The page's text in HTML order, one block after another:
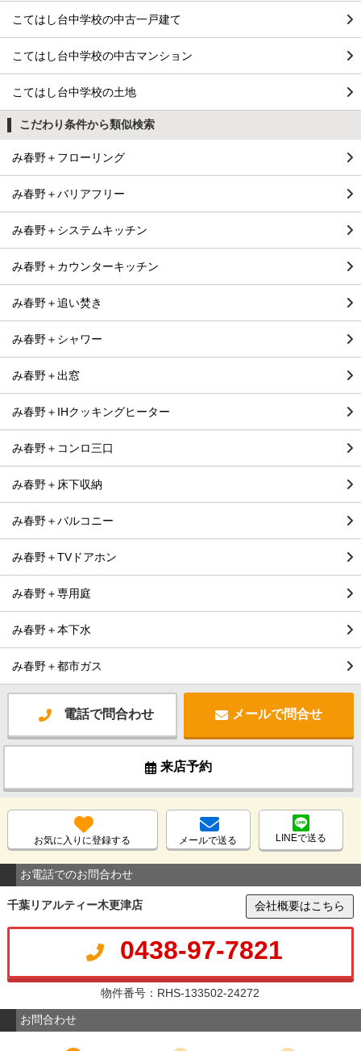
こてはし台中学校の中古一戸建て
こてはし台中学校の中古マンション
こてはし台中学校の土地
こだわり条件から類似検索
み春野＋フローリング
み春野＋バリアフリー
み春野＋システムキッチン
み春野＋カウンターキッチン
み春野＋追い焚き
み春野＋シャワー
み春野＋出窓
み春野＋IHクッキングヒーター
み春野＋コンロ三口
み春野＋床下収納
み春野＋バルコニー
み春野＋TVドアホン
み春野＋専用庭
み春野＋本下水
み春野＋都市ガス
電話で問合わせ メールで問合せ
来店予約
お気に入りに登録する メールで送る LINEで送る
お電話でのお問合わせ
千葉リアルティー木更津店 会社概要はこちら
0438-97-7821
物件番号：RHS-133502-24272
お問合わせ